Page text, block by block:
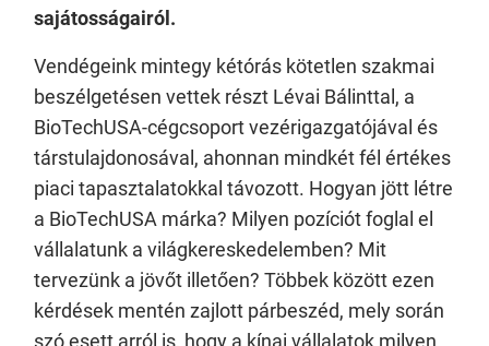
sajátosságairól.
Vendégeink mintegy kétórás kötetlen szakmai
beszélgetésen vettek részt Lévai Bálinttal, a
BioTechUSA-cégcsoport vezérigazgatójával és
társtulajdonosával, ahonnan mindkét fél értékes
piaci tapasztalatokkal távozott. Hogyan jött létre
a BioTechUSA márka? Milyen pozíciót foglal el
vállalatunk a világkereskedelemben? Mit
tervezünk a jövőt illetően? Többek között ezen
kérdések mentén zajlott párbeszéd, mely során
szó esett arról is, hogy a kínai vállalatok milyen